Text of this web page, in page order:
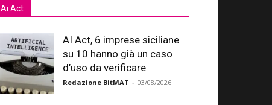
Ai Act
AI Act, 6 imprese siciliane
su 10 hanno già un caso
d’uso da verificare
Redazione BitMAT - 03/08/2026